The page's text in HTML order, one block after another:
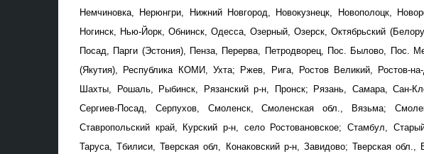
Немчиновка, Нерюнгри, Нижний Новгород, Новокузнецк, Новополоцк,
Ногинск, Нью-Йорк, Обнинск, Одесса, Озерный, Озерск, Октябрьский
Посад, Парги (Эстония), Пенза, Перерва, Петродворец, Пос. Былово, Пос.
(Якутия), Республика КОМИ, Ухта; Ржев, Рига, Ростов Великий, Ростов-на-
Шахты, Рошаль, Рыбинск, Рязанский р-н, Пронск; Рязань, Самара, Сан-
Сергиев-Посад, Серпухов, Смоленск, Смоленская обл., Вязьма;
Ставропольский край, Курский р-н, село Ростовановское; Стамбул,
Таруса, Тбилиси, Тверская обл, Конаковский р-н, Завидово; Тверская